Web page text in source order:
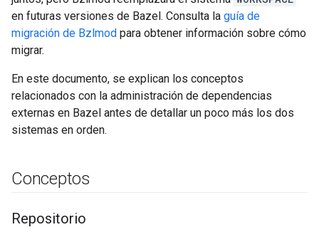
en futuras versiones de Bazel. Consulta la guía de
migración de Bzlmod para obtener información sobre cómo
migrar.
En este documento, se explican los conceptos
relacionados con la administración de dependencias
externas en Bazel antes de detallar un poco más los dos
sistemas en orden.
Conceptos
Repositorio